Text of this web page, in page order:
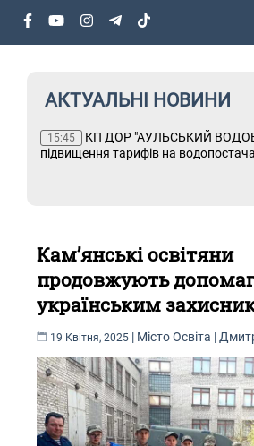
АКТУАЛЬНІ НОВИНИ
15:45
КП ДОР "АУЛЬСЬКИЙ
підвищення тарифів на
Кам’янські освітяни
продовжують
українським
19 Квітня, 2025 | Місто Освіта |